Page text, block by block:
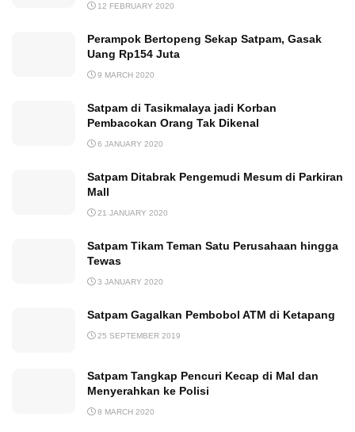
12 FEBRUARY 2020
Perampok Bertopeng Sekap Satpam, Gasak
Uang Rp154 Juta
9 MARCH 2020
Satpam di Tasikmalaya jadi Korban
Pembacokan Orang Tak Dikenal
6 JANUARY 2020
Satpam Ditabrak Pengemudi Mesum di Parkiran
Mall
21 JANUARY 2020
Satpam Tikam Teman Satu Perusahaan hingga
Tewas
3 JANUARY 2020
Satpam Gagalkan Pembobol ATM di Ketapang
25 SEPTEMBER 2019
Satpam Tangkap Pencuri Kecap di Mal dan
Menyerahkan ke Polisi
8 MARCH 2020